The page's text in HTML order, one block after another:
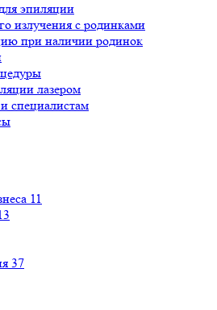
эпиляции
излучения с родинками
при наличии родинок
лазером
специалистам
11
37